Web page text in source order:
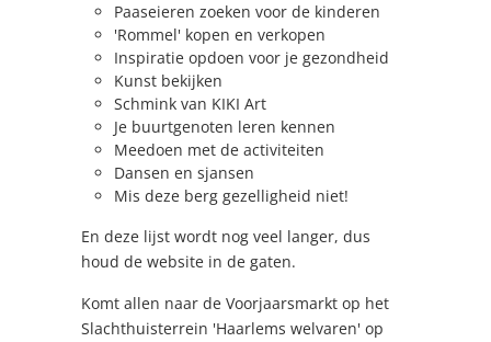
Paaseieren zoeken voor de kinderen
'Rommel' kopen en verkopen
Inspiratie opdoen voor je gezondheid
Kunst bekijken
Schmink van KIKI Art
Je buurtgenoten leren kennen
Meedoen met de activiteiten
Dansen en sjansen
Mis deze berg gezelligheid niet!
En deze lijst wordt nog veel langer, dus
houd de website in de gaten.
Komt allen naar de Voorjaarsmarkt op het
Slachthuisterrein 'Haarlems welvaren' op